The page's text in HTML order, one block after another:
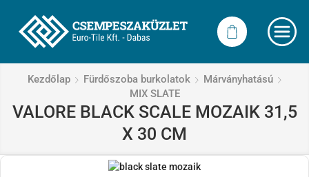
Kezdőlap Fürdőszoba burkolatok
Márványhatású
MIX SLATE
VALORE BLACK SCALE MOZAIK 31,5
X 30 CM